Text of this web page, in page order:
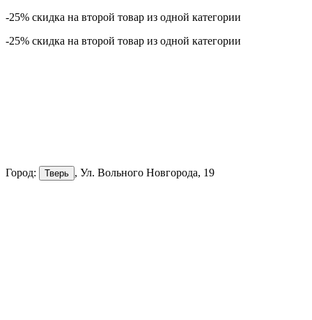
-25% скидка на второй товар из одной категории
-25% скидка на второй товар из одной категории
Город: Тверь , Ул. Вольного Новгорода, 19